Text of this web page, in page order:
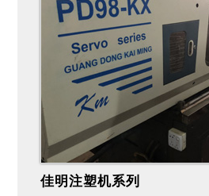
佳明注塑机系列